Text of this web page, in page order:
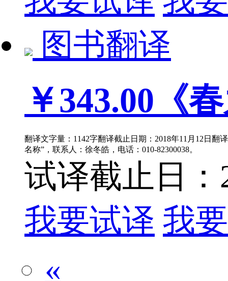
图书翻译
￥343.00 《
翻译文字量：1142字翻译截止日期：2018年11月12日翻
名称”，联系人：徐冬皓，电话：010-82300038。
试译截止日：
我要试译 我
«